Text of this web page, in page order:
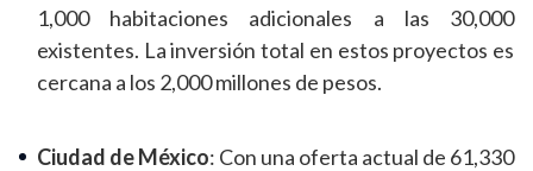
1,000 habitaciones adicionales a las 30,000
existentes. La inversión total en estos proyectos es
cercana a los 2,000 millones de pesos.
Ciudad de México: Con una oferta actual de 61,330